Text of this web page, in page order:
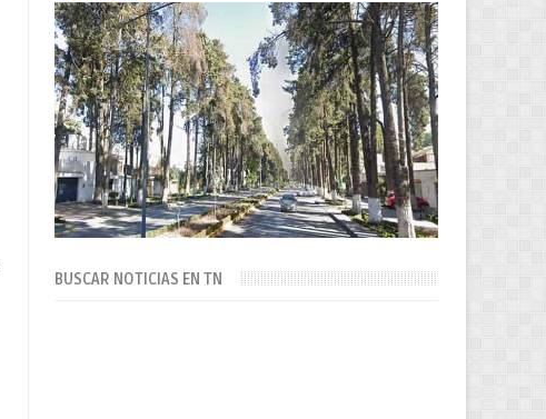
BUSCAR NOTICIAS EN TN